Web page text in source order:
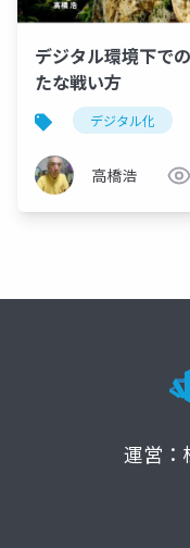
デジタル環境下で
たな戦い方
デジタル化
高橋浩
運営：